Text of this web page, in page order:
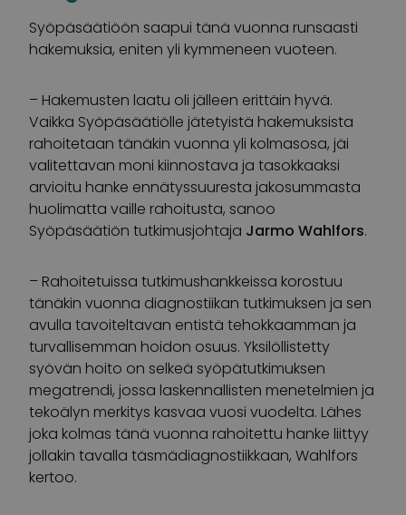
Syöpäsäätiöön saapui tänä vuonna runsaasti
hakemuksia, eniten yli kymmeneen vuoteen.
– Hakemusten laatu oli jälleen erittäin hyvä.
Vaikka Syöpäsäätiölle jätetyistä hakemuksista
rahoitetaan tänäkin vuonna yli kolmasosa, jäi
valitettavan moni kiinnostava ja tasokkaaksi
arvioitu hanke ennätyssuuresta jakosummasta
huolimatta vaille rahoitusta, sanoo
Syöpäsäätiön tutkimusjohtaja Jarmo Wahlfors.
– Rahoitetuissa tutkimushankkeissa korostuu
tänäkin vuonna diagnostiikan tutkimuksen ja sen
avulla tavoiteltavan entistä tehokkaamman ja
turvallisemman hoidon osuus. Yksilöllistetty
syövän hoito on selkeä syöpätutkimuksen
megatrendi, jossa laskennallisten menetelmien ja
tekoälyn merkitys kasvaa vuosi vuodelta. Lähes
joka kolmas tänä vuonna rahoitettu hanke liittyy
jollakin tavalla täsmädiagnostiikkaan, Wahlfors
kertoo.